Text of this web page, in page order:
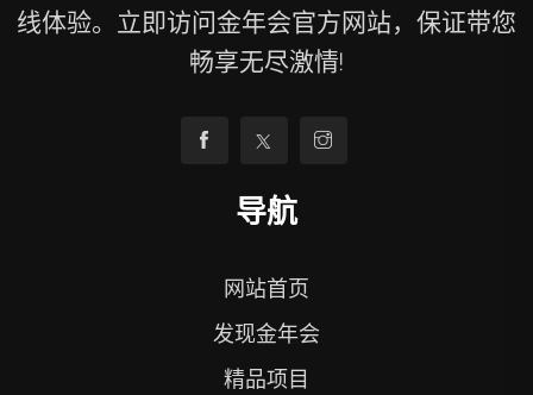
线体验。立即访问金年会官方网站，保证带您
畅享无尽激情!
导航
网站首页
发现金年会
精品项目